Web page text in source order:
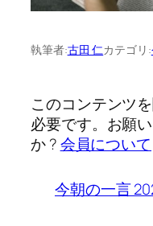
執筆者:古田 仁カテゴリ:
このコンテンツ
必要です。お願い
か ?会員について
今朝の一言